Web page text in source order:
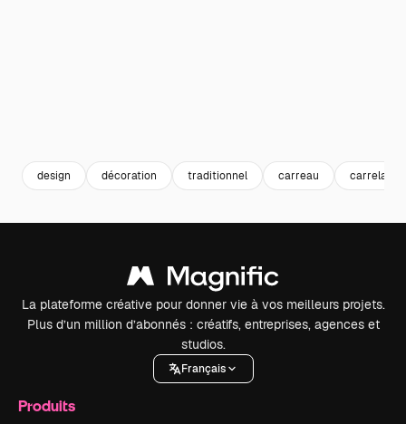
design décoration traditionnel carreau carrelage
La plateforme créative pour donner vie à vos meilleurs projets.
Plus d’un million d’abonnés : créatifs, entreprises, agences et
studios.
Français
Produits